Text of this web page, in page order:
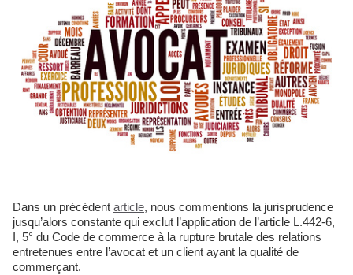
Dans un précédent article, nous commentions la jurisprudence
jusqu’alors constante qui exclut l’application de l’article L.442-6,
I, 5° du Code de commerce à la rupture brutale des relations
entretenues entre l’avocat et un client ayant la qualité de
commerçant.